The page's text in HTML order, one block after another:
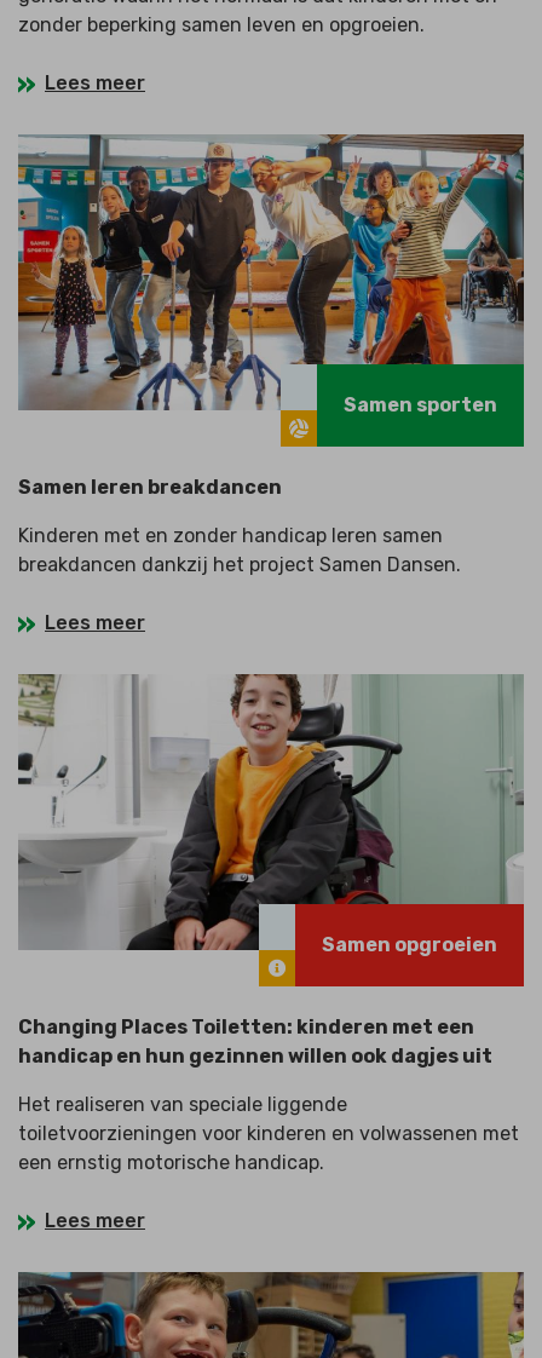
zonder beperking samen leven en opgroeien.
Lees meer
Samen sporten
Samen leren breakdancen
Kinderen met en zonder handicap leren samen
breakdancen dankzij het project Samen Dansen.
Lees meer
Samen opgroeien
Changing Places Toiletten: kinderen met een
handicap en hun gezinnen willen ook dagjes uit
Het realiseren van speciale liggende
toiletvoorzieningen voor kinderen en volwassenen met
een ernstig motorische handicap.
Lees meer